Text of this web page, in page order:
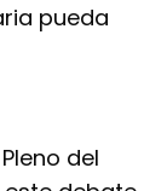
pueda
del